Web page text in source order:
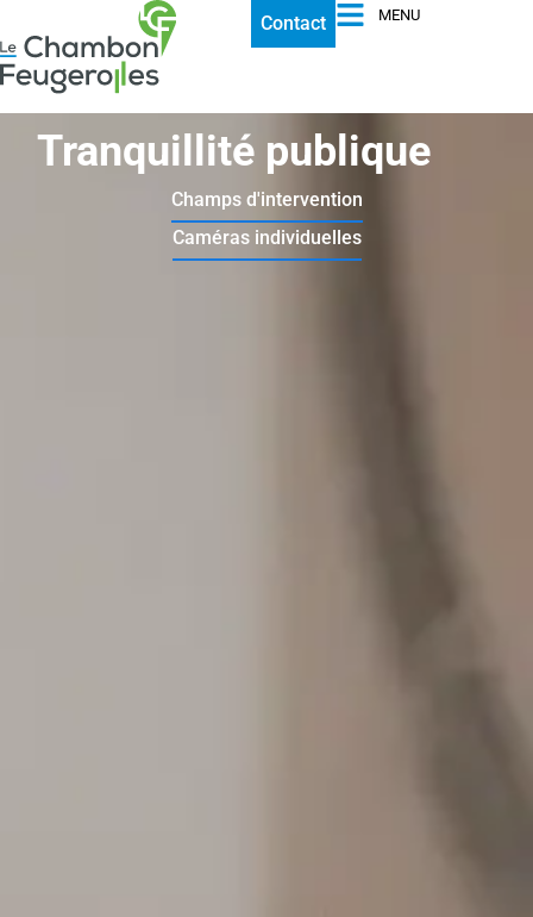
Contact MENU
Tranquillité publique
Champs d'intervention
Caméras individuelles